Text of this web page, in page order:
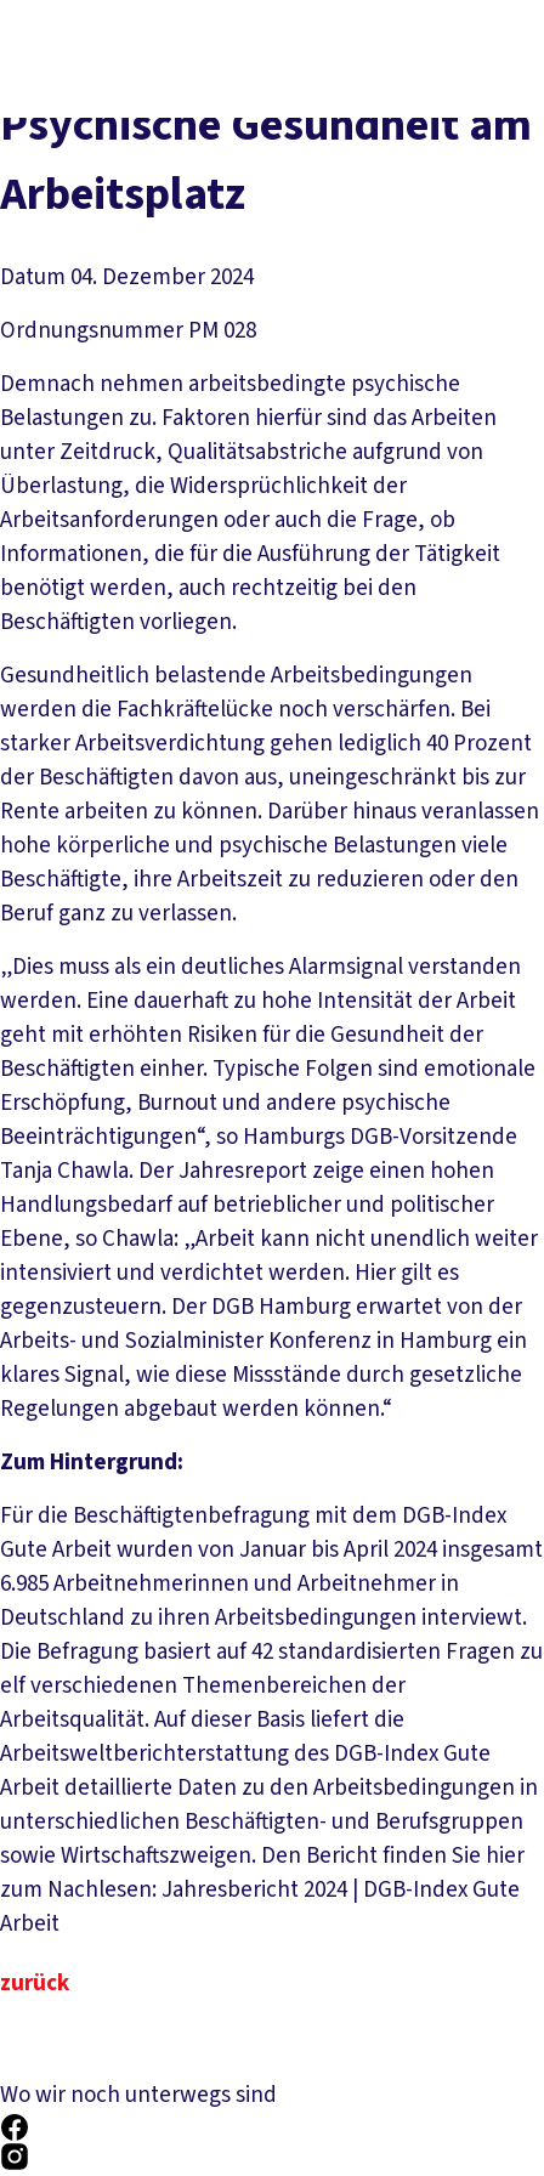
Service
Mitmachen
Psychische Gesundheit am
Arbeitsplatz
Datum 04. Dezember 2024
Ordnungsnummer PM 028
Demnach nehmen arbeitsbedingte psychische
Belastungen zu. Faktoren hierfür sind das Arbeiten
unter Zeitdruck, Qualitätsabstriche aufgrund von
Überlastung, die Widersprüchlichkeit der
Arbeitsanforderungen oder auch die Frage, ob
Informationen, die für die Ausführung der Tätigkeit
benötigt werden, auch rechtzeitig bei den
Beschäftigten vorliegen.
Gesundheitlich belastende Arbeitsbedingungen
werden die Fachkräftelücke noch verschärfen. Bei
starker Arbeitsverdichtung gehen lediglich 40 Prozent
der Beschäftigten davon aus, uneingeschränkt bis zur
Rente arbeiten zu können. Darüber hinaus veranlassen
hohe körperliche und psychische Belastungen viele
Beschäftigte, ihre Arbeitszeit zu reduzieren oder den
Beruf ganz zu verlassen.
„Dies muss als ein deutliches Alarmsignal verstanden
werden. Eine dauerhaft zu hohe Intensität der Arbeit
geht mit erhöhten Risiken für die Gesundheit der
Beschäftigten einher. Typische Folgen sind emotionale
Erschöpfung, Burnout und andere psychische
Beeinträchtigungen“, so Hamburgs DGB-Vorsitzende
Tanja Chawla. Der Jahresreport zeige einen hohen
Handlungsbedarf auf betrieblicher und politischer
Ebene, so Chawla: „Arbeit kann nicht unendlich weiter
intensiviert und verdichtet werden. Hier gilt es
gegenzusteuern. Der DGB Hamburg erwartet von der
Arbeits- und Sozialminister Konferenz in Hamburg ein
klares Signal, wie diese Missstände durch gesetzliche
Regelungen abgebaut werden können.“
Zum Hintergrund:
Für die Beschäftigtenbefragung mit dem DGB-Index
Gute Arbeit wurden von Januar bis April 2024 insgesamt
6.985 Arbeitnehmerinnen und Arbeitnehmer in
Deutschland zu ihren Arbeitsbedingungen interviewt.
Die Befragung basiert auf 42 standardisierten Fragen zu
elf verschiedenen Themenbereichen der
Arbeitsqualität. Auf dieser Basis liefert die
Arbeitsweltberichterstattung des DGB-Index Gute
Arbeit detaillierte Daten zu den Arbeitsbedingungen in
unterschiedlichen Beschäftigten- und Berufsgruppen
sowie Wirtschaftszweigen. Den Bericht finden Sie hier
zum Nachlesen: Jahresbericht 2024 | DGB-Index Gute
Arbeit
zurück
Wo wir noch unterwegs sind